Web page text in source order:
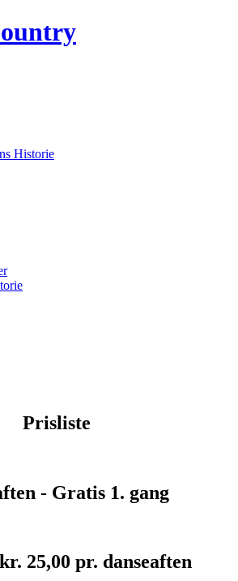
Historie
Prisliste
- Gratis 1. gang
25,00 pr. danseaften